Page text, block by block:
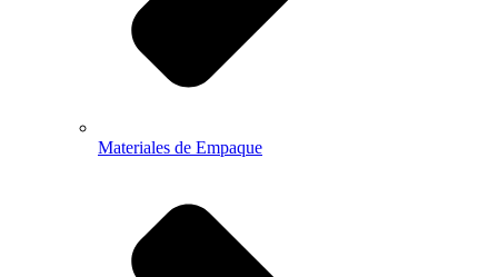
Materiales de Empaque